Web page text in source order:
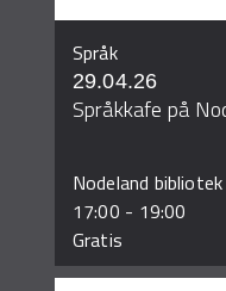
Språk
29.04.26
Språkkafe på
Nodeland bibliotek
17:00 - 19:00
Gratis